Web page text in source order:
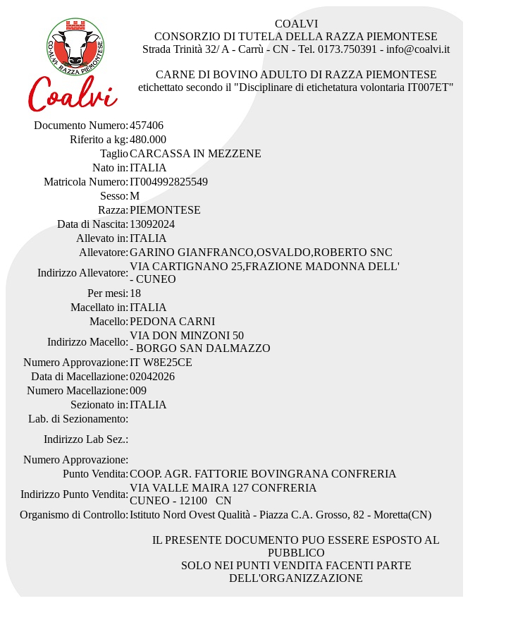
COALVI
CONSORZIO DI TUTELA DELLA RAZZA PIEMONTESE
Strada Trinità 32/ A - Carrù - CN - Tel. 0173.750391 - info@coalvi.it
CARNE DI BOVINO ADULTO DI RAZZA PIEMONTESE
etichettato secondo il "Disciplinare di etichetatura volontaria IT007ET"
Documento Numero:457406
Riferito a kg:480.000
TaglioCARCASSA IN MEZZENE
Nato in:ITALIA
Matricola Numero:IT004992825549
Sesso:M
Razza:PIEMONTESE
Data di Nascita: 13092024
Allevato in:ITALIA
Allevatore:GARINO GIANFRANCO,OSVALDO,ROBERTO SNC
Indirizzo Allevatore:
VIA CARTIGNANO 25,FRAZIONE MADONNA DELL'
- CUNEO
Per mesi: 18
Macellato in:ITALIA
Macello:PEDONA CARNI
Indirizzo Macello:
VIA DON MINZONI 50
- BORGO SAN DALMAZZO
Numero Approvazione:IT W8E25CE
Data di Macellazione:02042026
Numero Macellazione:009
Sezionato in:ITALIA
Lab. di Sezionamento:
Indirizzo Lab Sez.:
Numero Approvazione:
Punto Vendita:COOP. AGR. FATTORIE BOVINGRANA CONFRERIA
Indirizzo Punto Vendita:
VIA VALLE MAIRA 127 CONFRERIA
CUNEO - 12100 CN
Organismo di Controllo:Istituto Nord Ovest Qualità - Piazza C.A. Grosso, 82 - Moretta(CN)
IL PRESENTE DOCUMENTO PUO ESSERE ESPOSTO AL
PUBBLICO
SOLO NEI PUNTI VENDITA FACENTI PARTE
DELL'ORGANIZZAZIONE